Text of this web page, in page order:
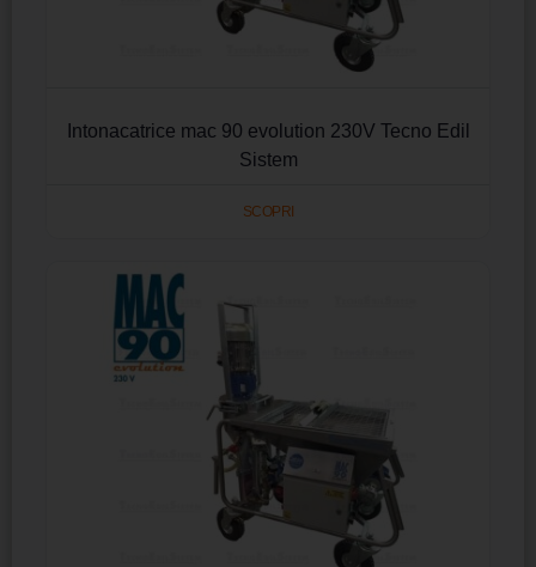
Intonacatrice mac 90 evolution 230V Tecno Edil
Sistem
SCOPRI